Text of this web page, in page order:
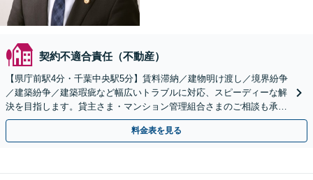
契約不適合責任（不動産）
【県庁前駅4分・千葉中央駅5分】賃料滞納／建物明け渡し／境界紛争
／建築紛争／建築瑕疵など幅広いトラブルに対応、スピーディーな解
決を目指します。貸主さま・マンション管理組合さまのご相談も承り
ます。【初回面談相談30分無料】
料金表を見る